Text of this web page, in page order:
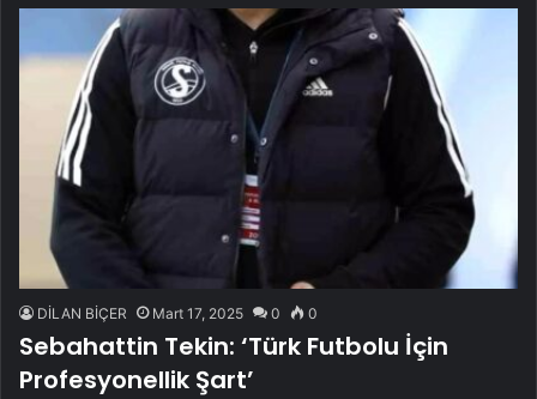
DİLAN BİÇER Mart 17, 2025 0 0
Sebahattin Tekin: ‘Türk Futbolu İçin
Profesyonellik Şart’